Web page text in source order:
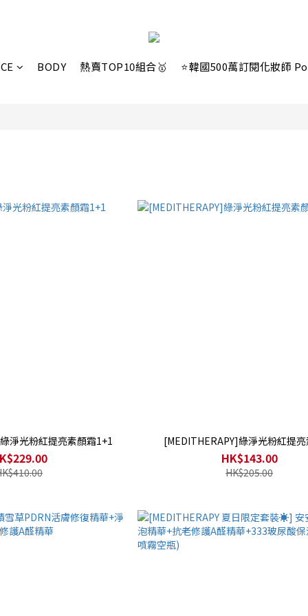
BODY 熱賣TOP10組合🥇 ⭐韓國500萬訂閱化妝師
淨光粉紅提亮素顏霜1+1 [MEDITHERAPY]綠淨光粉紅提
HK$143.00
HK$205.00